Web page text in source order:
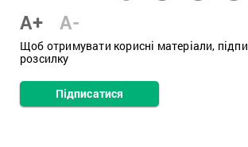
A+ A-
Щоб отримувати корисні матеріали,
розсилку
Підписатися